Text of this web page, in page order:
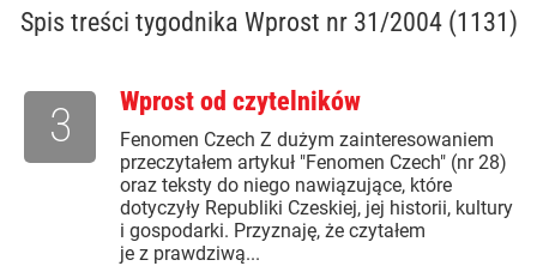
Spis treści tygodnika Wprost nr 31/2004 (1131)
Wprost od czytelników
Fenomen Czech Z dużym zainteresowaniem
przeczytałem artykuł "Fenomen Czech" (nr 28)
oraz teksty do niego nawiązujące, które
dotyczyły Republiki Czeskiej, jej historii, kultury
i gospodarki. Przyznaję, że czytałem
je z prawdziwą...
3